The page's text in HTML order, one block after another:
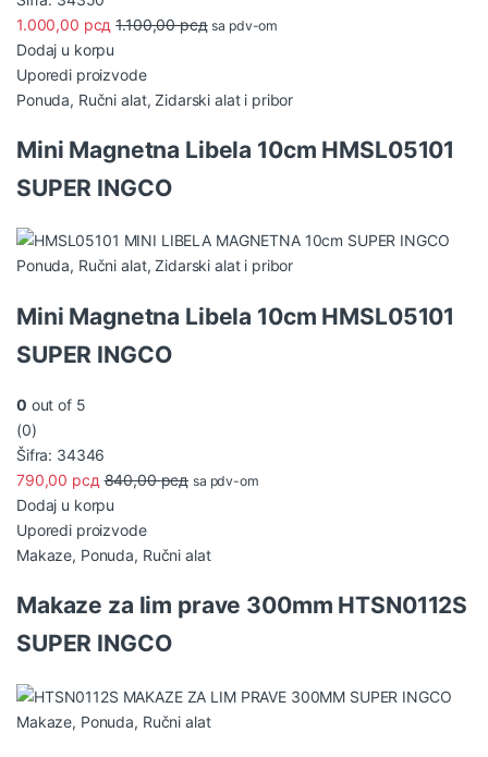
1.000,00 рсд 1.100,00рсд sa pdv-om
Dodaj u korpu
Uporedi proizvode
Ponuda, Ručni alat,Zidarski alat i pribor
Mini Magnetna Libela 10cm HMSL05101
SUPER INGCO
Ponuda, Ručni alat,Zidarski alat i pribor
Mini Magnetna Libela 10cm HMSL05101
SUPER INGCO
0 out of 5
(0)
Šifra: 34346
790,00 рсд 840,00рсд sa pdv-om
Dodaj u korpu
Uporedi proizvode
Makaze, Ponuda, Ručni alat
Makaze za lim prave 300mm HTSN0112S
SUPER INGCO
Makaze, Ponuda, Ručni alat